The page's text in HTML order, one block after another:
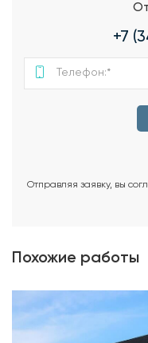
+7
Отправляя заявку, вы
Похожие работы